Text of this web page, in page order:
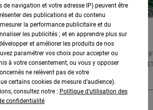
WARM WEATHER AHEAD, WE'VE SELECTED A HANDFUL OF
ITEMS TO GET SUMMER-READY WHILE KEEPING THE PLANET
IN MIND.
ORGANIC REEF SAFE SUNBLOCK
de navigation et votre adresse IP) peuvent être
des publications et du contenu
la performance publicitaire et du
les publicités ; et en apprendre plus sur
et améliorer les produits de nos
paramétrer vos choix pour accepter ou
à votre consentement, ou vous y opposer
ne relèvent pas de votre
certains cookies de mesure d’audience).
consultez notre : Politique d'utilisation des
confidentialité